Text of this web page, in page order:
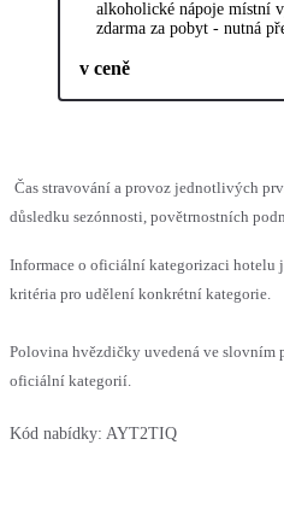
alkoholické nápoje místní
zdarma za pobyt - nutná
v ceně
Čas stravování a provoz jednotlivých
důsledku sezónnosti, povětrnostních
Informace o oficiální kategorizaci hotelu
kritéria pro udělení konkrétní kategorie.
Polovina hvězdičky uvedená ve slovním
oficiální kategorií.
Kód nabídky: AYT2TIQ